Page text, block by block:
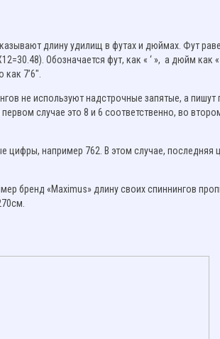
длину удилищ в футах и дюймах. Фут
Обозначается фут, как « ‘ », а дюйм как «
7’6″.
не используют надстрочные запятые, а пишут
случае это 8 и 6 соответственно, во
цифры, например 762. В этом случае, последняя
бренд «Maximus» длину своих спиннингов